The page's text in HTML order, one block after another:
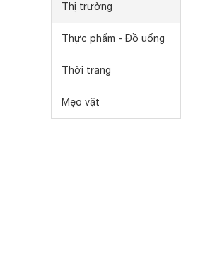
Thị trường
Thực phẩm - Đồ uống
Thời trang
Mẹo vặt